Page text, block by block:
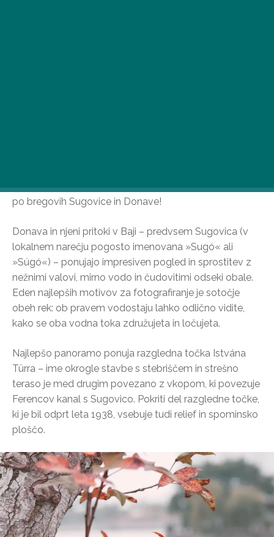
videti, od kod prihajajo te posebne ribe: sprehodite se
po bregovih Sugovice in Donave!
Donava in njeni pritoki v Baji – predvsem Sugovica (v
lokalnem narečju pogosto imenovana »Sugó« ali
»Súgó«) – ponujajo impresiven pogled in sprostitev z
nežnimi valovi, mirno vodo in čudovitimi odseki obale.
Eden najlepših motivov za fotografiranje je sotočje
obeh rek: ob pravem vodostaju lahko odlično vidite,
kako se oba vodna toka združujeta in ločujeta.
Najlepšo panoramo ponuja razgledna točka Istvána
Türra – ime okrogle stavbe s stebriščem in strešno
teraso je med drugim povezano z vkopom, ki povezuje
Ferencov kanal s Sugovico. Pokriti del razgledne točke,
ki je bil odprt leta 1938, vsebuje tudi relief in spominsko
ploščo.